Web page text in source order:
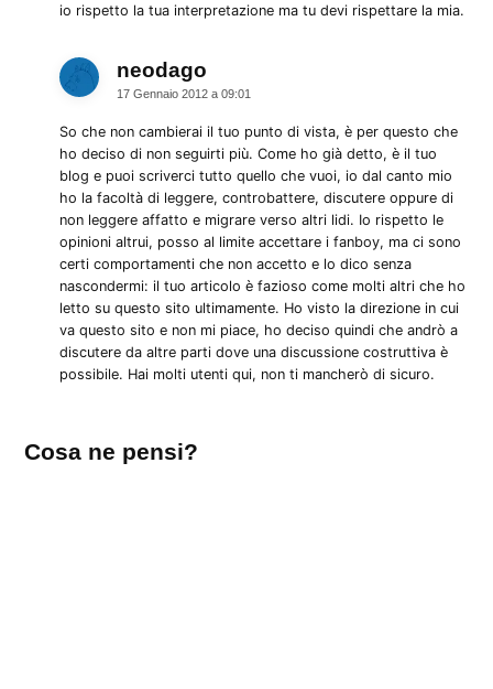
io rispetto la tua interpretazione ma tu devi rispettare la mia.
neodago
17 Gennaio 2012 a 09:01
So che non cambierai il tuo punto di vista, è per questo che
ho deciso di non seguirti più. Come ho già detto, è il tuo
blog e puoi scriverci tutto quello che vuoi, io dal canto mio
ho la facoltà di leggere, controbattere, discutere oppure di
non leggere affatto e migrare verso altri lidi. Io rispetto le
opinioni altrui, posso al limite accettare i fanboy, ma ci sono
certi comportamenti che non accetto e lo dico senza
nascondermi: il tuo articolo è fazioso come molti altri che ho
letto su questo sito ultimamente. Ho visto la direzione in cui
va questo sito e non mi piace, ho deciso quindi che andrò a
discutere da altre parti dove una discussione costruttiva è
possibile. Hai molti utenti qui, non ti mancherò di sicuro.
un
Cosa ne pensi?